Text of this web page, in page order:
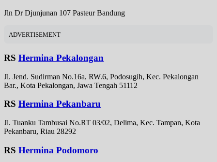
Jln Dr Djunjunan 107 Pasteur Bandung
ADVERTISEMENT
RS Hermina Pekalongan
Jl. Jend. Sudirman No.16a, RW.6, Podosugih, Kec. Pekalongan
Bar., Kota Pekalongan, Jawa Tengah 51112
RS Hermina Pekanbaru
Jl. Tuanku Tambusai No.RT 03/02, Delima, Kec. Tampan, Kota
Pekanbaru, Riau 28292
RS Hermina Podomoro